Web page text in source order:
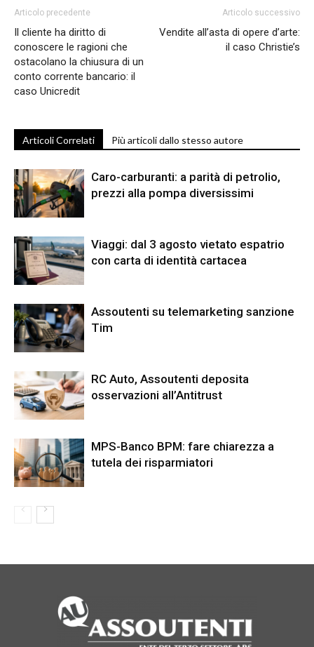
Articolo precedente
Il cliente ha diritto di
conoscere le ragioni che
ostacolano la chiusura di un
conto corrente bancario: il
caso Unicredit
Articolo successivo
Vendite all’asta di opere d’arte:
il caso Christie’s
Articoli Correlati Più articoli dallo stesso autore
Caro-carburanti: a parità di petrolio,
prezzi alla pompa diversissimi
Viaggi: dal 3 agosto vietato espatrio
con carta di identità cartacea
Assoutenti su telemarketing sanzione
Tim
RC Auto, Assoutenti deposita
osservazioni all’Antitrust
MPS-Banco BPM: fare chiarezza a
tutela dei risparmiatori